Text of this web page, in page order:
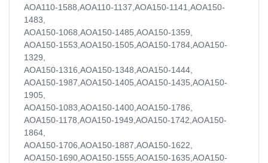
AOA110-1588,AOA110-1137,AOA150-1141,AOA150-
1483,
AOA150-1068,AOA150-1485,AOA150-1359,
AOA150-1553,AOA150-1505,AOA150-1784,AOA150-
1329,
AOA150-1316,AOA150-1348,AOA150-1444,
AOA150-1987,AOA150-1405,AOA150-1435,AOA150-
1905,
AOA150-1083,AOA150-1400,AOA150-1786,
AOA150-1178,AOA150-1949,AOA150-1742,AOA150-
1864,
AOA150-1706,AOA150-1887,AOA150-1622,
AOA150-1690,AOA150-1555,AOA150-1635,AOA150-